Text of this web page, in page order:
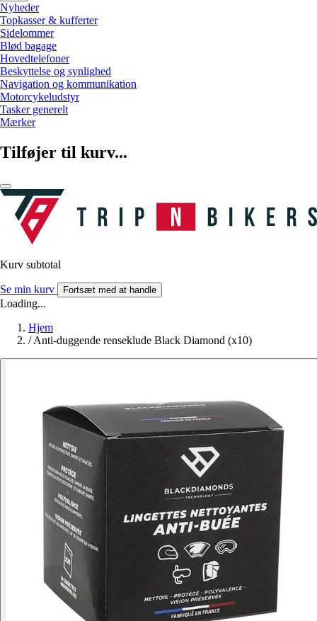
Nyheder
Topkasser & kufferter
Sidelommer
Blød bagage
Hovedtelefoner
Beskyttelse og synlighed
Navigation og kommunikation
Motorcykeludstyr
Tasker generelt
Mærker
Tilføjer til kurv...
Kurv subtotal
Se min kurv Fortsæt med at handle
Loading...
Hjem
/Anti-duggende renseklude Black Diamond (x10)